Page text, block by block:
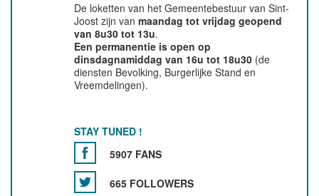
De loketten van het Gemeentebestuur van Sint-
Joost zijn vanmaandag tot vrijdag geopend
van 8u30 tot 13u.
Een permanentie is open op
dinsdagnamiddag van 16u tot 18u30 (de
diensten Bevolking, Burgerlijke Stand en
Vreemdelingen).
STAY TUNED !
5907 FANS
665 FOLLOWERS